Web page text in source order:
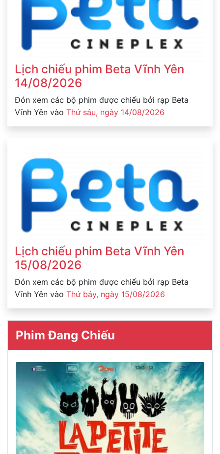
Lịch chiếu phim Beta Vĩnh Yên
14/08/2026
Đón xem các bộ phim được chiếu bởi rạp Beta
Vĩnh Yên vào Thứ sáu, ngày 14/08/2026
Lịch chiếu phim Beta Vĩnh Yên
15/08/2026
Đón xem các bộ phim được chiếu bởi rạp Beta
Vĩnh Yên vào Thứ bảy, ngày 15/08/2026
Phim Đang Chiếu